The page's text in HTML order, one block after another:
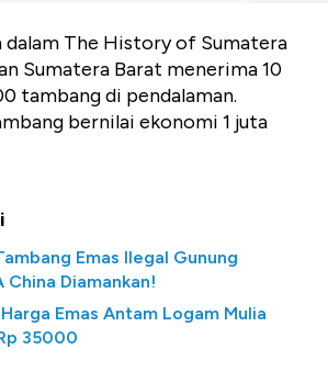
dalam The History of Sumatera
Sumatera Barat menerima 10
tambang di pendalaman.
bernilai ekonomi 1 juta
Emas Ilegal Gunung
China Diamankan!
Emas Antam Logam Mulia
35000